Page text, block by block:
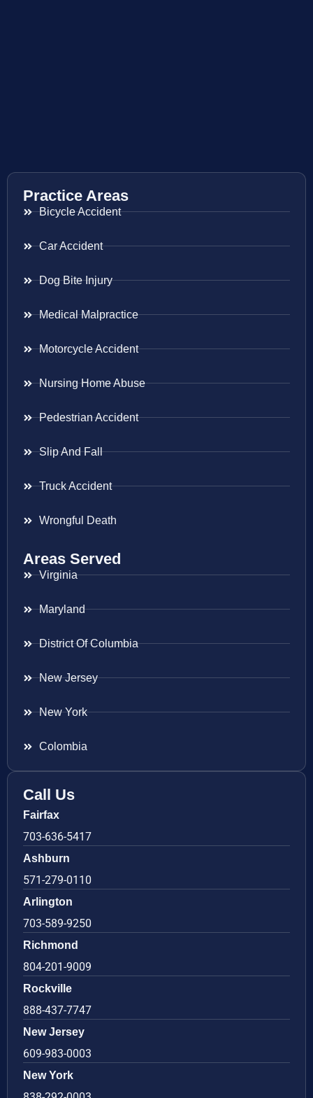
Practice Areas
Bicycle Accident
Car Accident
Dog Bite Injury
Medical Malpractice
Motorcycle Accident
Nursing Home Abuse
Pedestrian Accident
Slip And Fall
Truck Accident
Wrongful Death
Areas Served
Virginia
Maryland
District Of Columbia
New Jersey
New York
Colombia
Call Us
Fairfax
703-636-5417
Ashburn
571-279-0110
Arlington
703-589-9250
Richmond
804-201-9009
Rockville
888-437-7747
New Jersey
609-983-0003
New York